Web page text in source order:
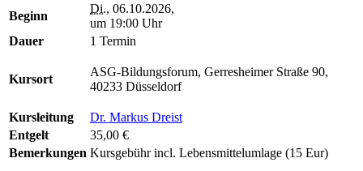
Beginn
Di., 06.10.2026,
um 19:00 Uhr
Dauer
1 Termin
Kursort
ASG-Bildungsforum, Gerresheimer Straße 90,
40233 Düsseldorf
Kursleitung
Dr. Markus Dreist
Entgelt
35,00 €
Bemerkungen Kursgebühr incl. Lebensmittelumlage (15 Eur)